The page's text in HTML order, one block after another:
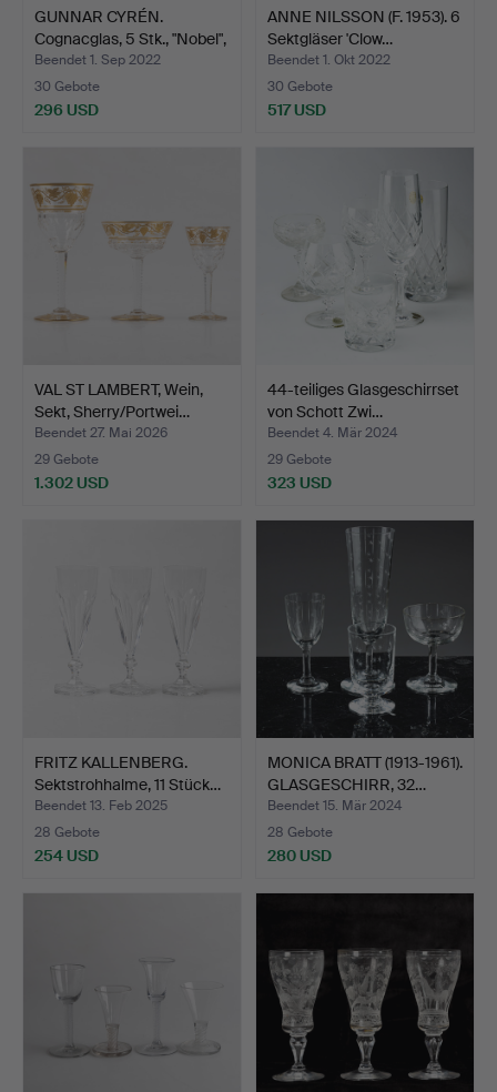
GUNNAR CYRÉN.
Cognacglas, 5 Stk., "Nobel",
…
Beendet 1. Sep 2022
30 Gebote
296 USD
ANNE NILSSON (F. 1953). 6
Sektgläser 'Clow…
Beendet 1. Okt 2022
30 Gebote
517 USD
VAL ST LAMBERT, Wein,
Sekt, Sherry/Portwei…
Beendet 27. Mai 2026
29 Gebote
1.302 USD
44-teiliges Glasgeschirrset
von Schott Zwi…
Beendet 4. Mär 2024
29 Gebote
323 USD
FRITZ KALLENBERG.
Sektstrohhalme, 11 Stück…
Beendet 13. Feb 2025
28 Gebote
254 USD
MONICA BRATT (1913-1961).
GLASGESCHIRR, 32…
Beendet 15. Mär 2024
28 Gebote
280 USD